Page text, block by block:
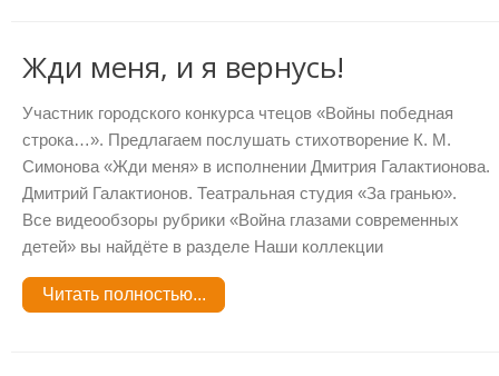
Жди меня, и я вернусь!
Участник городского конкурса чтецов «Войны победная
строка…». Предлагаем послушать стихотворение К. М.
Симонова «Жди меня» в исполнении Дмитрия Галактионова.
Дмитрий Галактионов. Театральная студия «За гранью».
Все видеообзоры рубрики «Война глазами современных
детей» вы найдёте в разделе Наши коллекции
Читать полностью...